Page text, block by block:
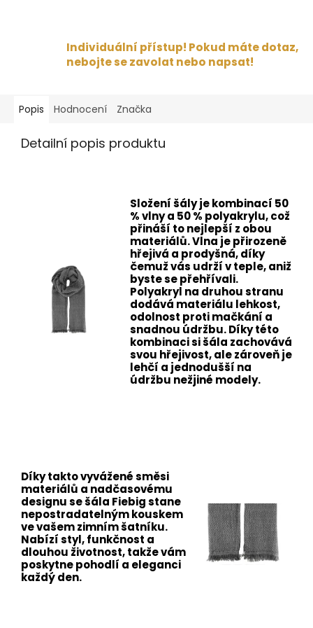
Individuální přístup! Pokud máte dotaz,
nebojte se zavolat nebo napsat!
Popis Hodnocení Značka
Detailní popis produktu
Složení šály je kombinací 50
% vlny a 50 % polyakrylu, což
přináší to nejlepší z obou
materiálů. Vlna je přirozeně
hřejivá a prodyšná, díky
čemuž vás udrží v teple, aniž
byste se přehřívali.
Polyakryl na druhou stranu
dodává materiálu lehkost,
odolnost proti mačkání a
snadnou údržbu. Díky této
kombinaci si šála zachovává
svou hřejivost, ale zároveň je
lehčí a jednodušší na
údržbu nežjiné modely.
Díky takto vyvážené směsi
materiálů a nadčasovému
designu se šála Fiebig stane
nepostradatelným kouskem
ve vašem zimním šatníku.
Nabízí styl, funkčnost a
dlouhou životnost, takže vám
poskytne pohodlí a eleganci
každý den.